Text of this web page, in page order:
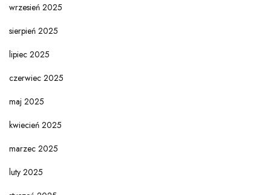
wrzesień 2025
sierpień 2025
lipiec 2025
czerwiec 2025
maj 2025
kwiecień 2025
marzec 2025
luty 2025